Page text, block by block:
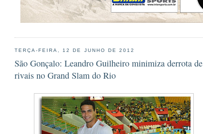
TERÇA-FEIRA, 12 DE JUNHO DE 2012
São Gonçalo: Leandro Guilheiro minimiza derrota de
rivais no Grand Slam do Rio